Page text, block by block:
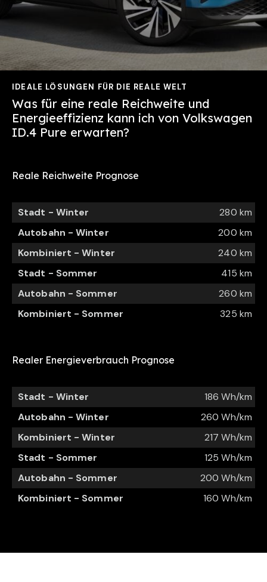
IDEALE LÖSUNGEN FÜR DIE REALE WELT
Was für eine reale Reichweite und
Energieeffizienz kann ich von Volkswagen
ID.4 Pure erwarten?
Reale Reichweite Prognose
Stadt - Winter
280 km
Autobahn - Winter
200 km
Kombiniert - Winter
240 km
Stadt - Sommer
415 km
Autobahn - Sommer
260 km
Kombiniert - Sommer
325 km
Realer Energieverbrauch Prognose
Stadt - Winter
186 Wh/km
Autobahn - Winter
260 Wh/km
Kombiniert - Winter
217 Wh/km
Stadt - Sommer
125 Wh/km
Autobahn - Sommer
200 Wh/km
Kombiniert - Sommer
160 Wh/km